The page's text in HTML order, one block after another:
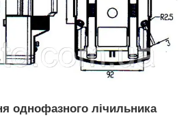
однофазного лічильника